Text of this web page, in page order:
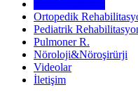
Ortopedik
Pediatrik
Pulmoner R.
Nöroloji&Nöroşirürji
Videolar
İletişim